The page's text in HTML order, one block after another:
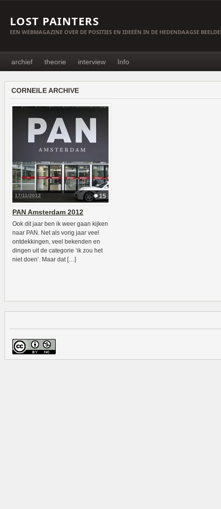
LOST PAINTERS
EEN WEBMAGAZINE OVER DE POSITIES EN IDEEËN IN DE HEDENDAAGSE
archief theorie interview Info
CORNEILE ARCHIVE
15
17/11/2012
PAN Amsterdam 2012
Ook dit jaar ben ik weer gaan kijken
naar PAN. Net als vorig jaar veel
ontdekkingen, veel bekenden en
dingen uit de categorie ‘ik zou het
niet doen’. Maar dat […]